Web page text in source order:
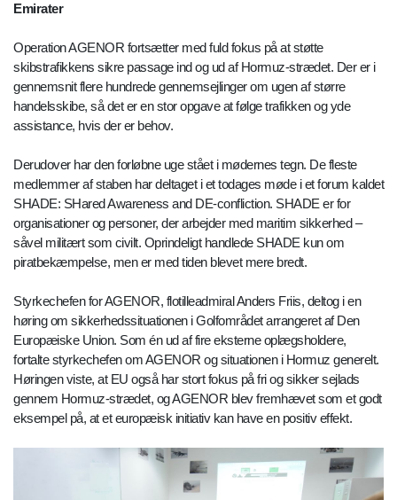
Emirater
Operation AGENOR fortsætter med fuld fokus på at støtte
skibstrafikkens sikre passage ind og ud af Hormuz-strædet. Der er i
gennemsnit flere hundrede gennemsejlinger om ugen af større
handelsskibe, så det er en stor opgave at følge trafikken og yde
assistance, hvis der er behov.
Derudover har den forløbne uge stået i mødernes tegn. De fleste
medlemmer af staben har deltaget i et todages møde i et forum kaldet
SHADE: SHared Awareness and DE-confliction. SHADE er for
organisationer og personer, der arbejder med maritim sikkerhed –
såvel militært som civilt. Oprindeligt handlede SHADE kun om
piratbekæmpelse, men er med tiden blevet mere bredt.
Styrkechefen for AGENOR, flotilleadmiral Anders Friis, deltog i en
høring om sikkerhedssituationen i Golfområdet arrangeret af Den
Europæiske Union. Som én ud af fire eksterne oplægsholdere,
fortalte styrkechefen om AGENOR og situationen i Hormuz generelt.
Høringen viste, at EU også har stort fokus på fri og sikker sejlads
gennem Hormuz-strædet, og AGENOR blev fremhævet som et godt
eksempel på, at et europæisk initiativ kan have en positiv effekt.